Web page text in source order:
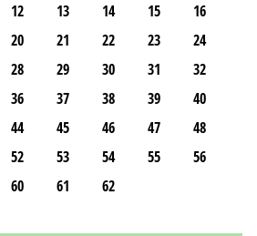
12 13 14 15
16
20 21 22 23
24
28 29 30 31
32
36 37 38 39
40
44 45 46 47
48
52 53 54 55
56
60 61 62